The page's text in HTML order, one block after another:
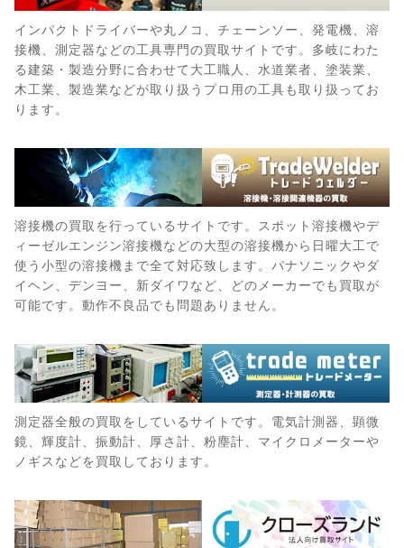
インパクトドライバーや丸ノコ、チェーンソー、発電機、溶
接機、測定器などの工具専門の買取サイトです。多岐にわた
る建築・製造分野に合わせて大工職人、水道業者、塗装業、
木工業、製造業などが取り扱うプロ用の工具も取り扱ってお
ります。
溶接機の買取を行っているサイトです。スポット溶接機やデ
ィーゼルエンジン溶接機などの大型の溶接機から日曜大工で
使う小型の溶接機まで全て対応致します。パナソニックやダ
イヘン、デンヨー、新ダイワなど、どのメーカーでも買取が
可能です。動作不良品でも問題ありません。
測定器全般の買取をしているサイトです。電気計測器、顕微
鏡、輝度計、振動計、厚さ計、粉塵計、マイクロメーターや
ノギスなどを買取しております。